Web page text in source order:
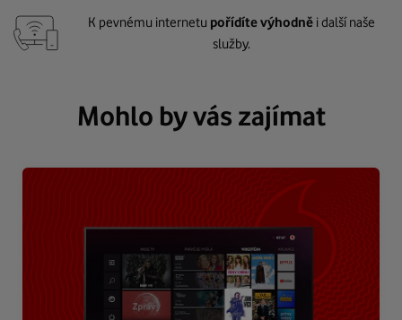
K pevnému internetu pořídíte výhodně i další naše
služby.
Mohlo by vás zajímat